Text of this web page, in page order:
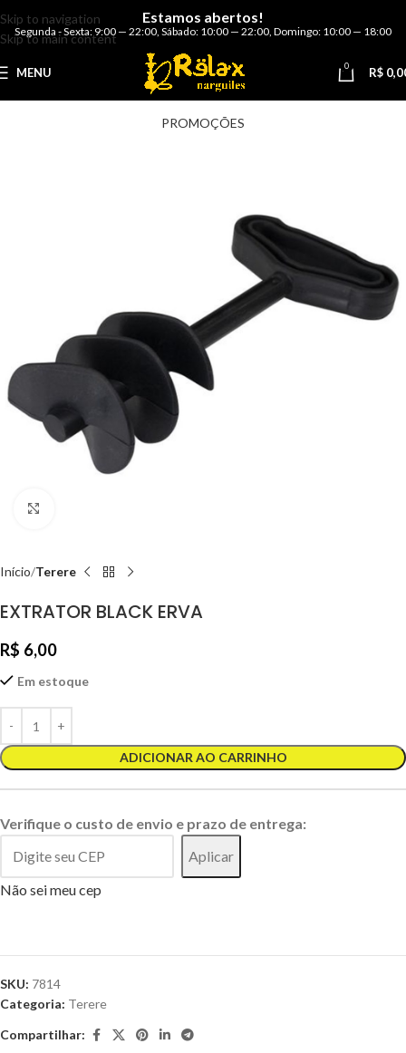
Skip to navigation
Skip to main content
Estamos abertos!
Segunda - Sexta: 9:00 — 22:00 Sábado: 10:00 — 22:00 Domingo: 10:00 — 18:00
MENU 0 R$
PROMOÇÕES
Início Terere
EXTRATOR BLACK ERVA
R$ 6,00
Em estoque
ADICIONAR AO CARRINHO
Verifique o custo de envio e prazo de entrega:
Aplicar
Não sei meu cep
SKU: 7814
Categoria: Terere
Compartilhar: